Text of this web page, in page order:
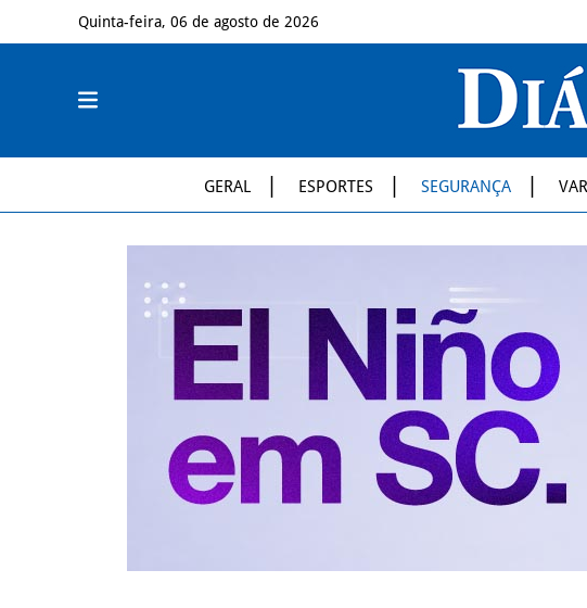
Quinta-feira, 06 de agosto de 2026
GERAL ESPORTES SEGURANÇA